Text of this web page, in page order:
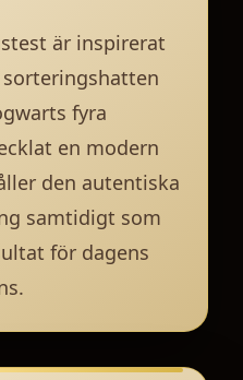
är inspirerat
fyra
en modern
den autentiska
samtidigt som
för dagens